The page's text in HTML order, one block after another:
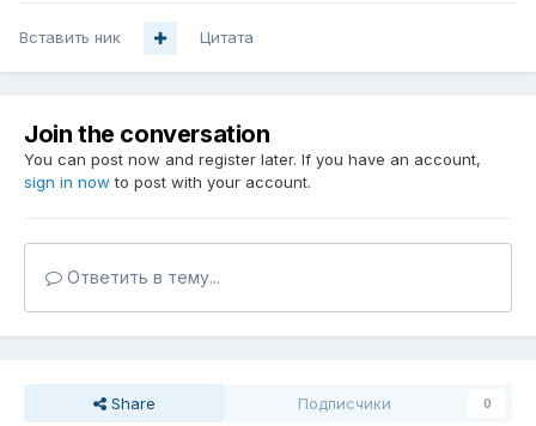
Вставить ник Цитата
Join the conversation
You can post now and register later. If you have an account,
sign in now to post with your account.
Ответить в тему...
Share Подписчики 0